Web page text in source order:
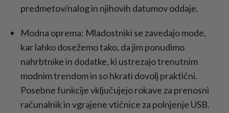
predmetov/nalog in njihovih datumov oddaje.
Modna oprema: Mladostniki se zavedajo mode,
kar lahko dosežemo tako, da jim ponudimo
nahrbtnike in dodatke, ki ustrezajo trenutnim
modnim trendom in so hkrati dovolj praktični.
Posebne funkcije vključujejo rokave za prenosni
računalnik in vgrajene vtičnice za polnjenje USB.